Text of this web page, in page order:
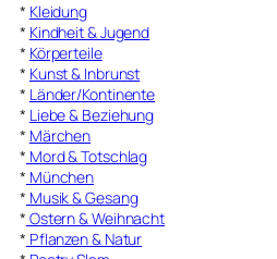
* Kleidung
* Kindheit & Jugend
* Körperteile
* Kunst & Inbrunst
* Länder/Kontinente
* Liebe & Beziehung
* Märchen
* Mord & Totschlag
* München
* Musik & Gesang
* Ostern & Weihnacht
* Pflanzen & Natur